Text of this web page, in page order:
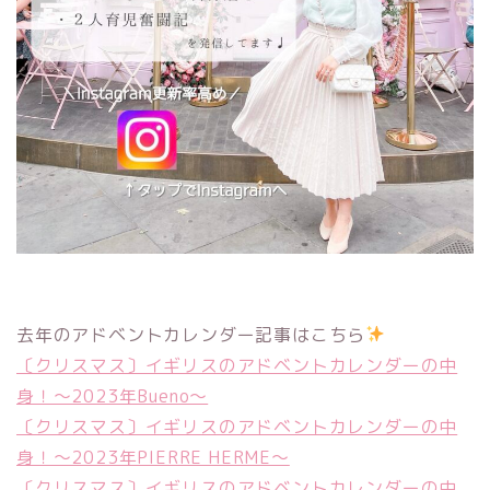
去年のアドベントカレンダー記事はこちら
〔クリスマス〕イギリスのアドベントカレンダーの中
身！〜2023年Bueno〜
〔クリスマス〕イギリスのアドベントカレンダーの中
身！〜2023年PIERRE HERME〜